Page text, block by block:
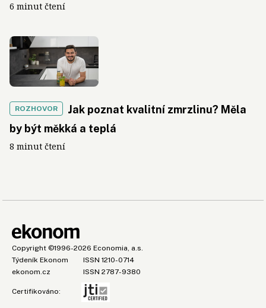
6 minut čtení
ROZHOVOR
Jak poznat kvalitní zmrzlinu? Měla
by být měkká a teplá
8 minut čtení
Copyright ©1996-2026 Economia, a.s.
Týdeník Ekonom
ISSN 1210-0714
ekonom.cz
ISSN 2787-9380
Certifikováno: